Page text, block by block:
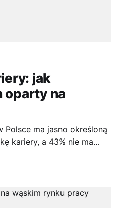
jak
oparty na
ma jasno określoną
kariery, a 43% nie ma
działać. Spis treści